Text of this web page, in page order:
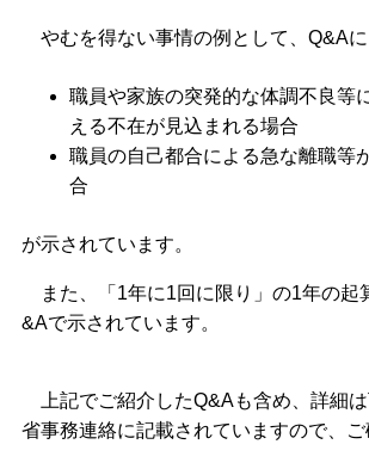
やむを得ない事情の例として、Q&A
職員や家族の突発的な体調不良等
える不在が見込まれる場合
職員の自己都合による急な離職等
合
が示されています。
また、「1年に1回に限り」の1年の起
&Aで示されています。
上記でご紹介したQ&Aも含め、詳細
省事務連絡に記載されていますので、ご